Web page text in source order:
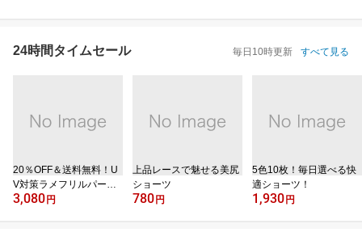
24時間タイムセール 毎日10時更新 すべて見る
20％OFF＆送料無料！U
V対策ラメフリルパーカ
ー
3,080 円
上品レースで魅せる美尻
ショーツ
780 円
5色10枚！毎日選べる快
適ショーツ！
1,930 円